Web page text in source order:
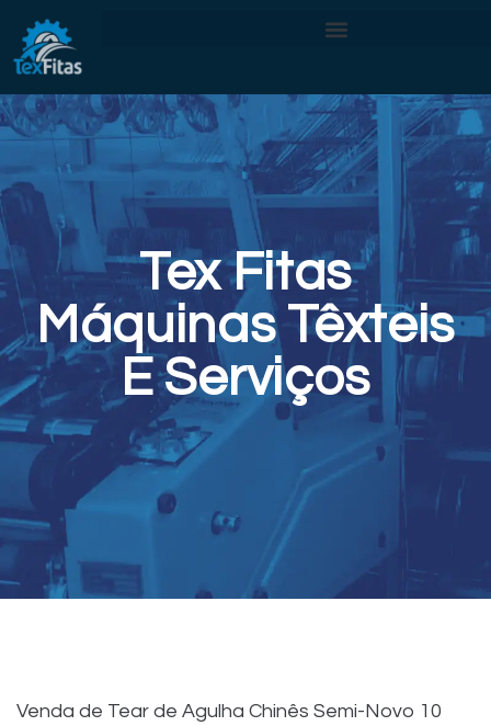
Tex Fitas
Máquinas Têxteis
E Serviços
Venda de Tear de Agulha Chinês Semi-Novo 10